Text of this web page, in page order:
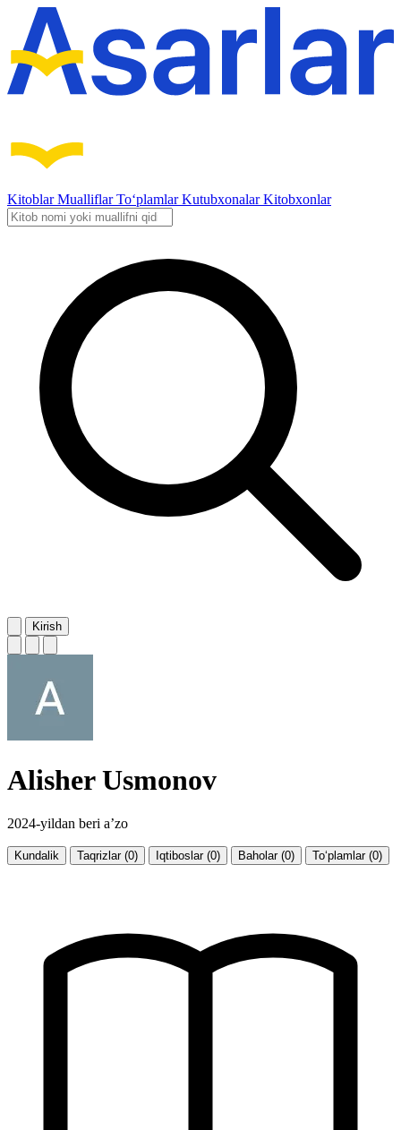
KitoblarMualliflarTo‘plamlarKutubxonalarKitobxonlar
Kirish
Alisher Usmonov
2024-yildan beri a’zo
Kundalik Taqrizlar (0) Iqtiboslar (0) Baholar (0) To‘plamlar (0)